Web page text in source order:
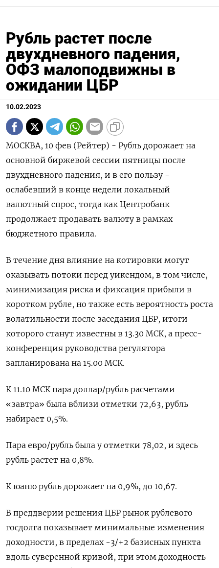
Рубль растет после
двухдневного падения,
ОФЗ малоподвижны в
ожидании ЦБР
10.02.2023
МОСКВА, 10 фев (Рейтер) - Рубль дорожает на
основной биржевой сессии пятницы после
двухдневного падения, и в его пользу -
ослабевший в конце недели локальный
валютный спрос, тогда как Центробанк
продолжает продавать валюту в рамках
бюджетного правила.
В течение дня влияние на котировки могут
оказывать потоки перед уикендом, в том числе,
минимизация риска и фиксация прибыли в
коротком рубле, но также есть вероятность роста
волатильности после заседания ЦБР, итоги
которого станут известны в 13.30 МСК, а пресс-
конференция руководства регулятора
запланирована на 15.00 МСК.
К 11.10 МСК пара доллар/рубль расчетами
«завтра» была вблизи отметки 72,63, рубль
набирает 0,5%.
Пара евро/рубль была у отметки 78,02, и здесь
рубль растет на 0,8%.
К юаню рубль дорожает на 0,9%, до 10,67.
В преддверии решения ЦБР рынок рублевого
госдолга показывает минимальные изменения
доходности, в пределах -3/+2 базисных пункта
вдоль суверенной кривой, при этом доходность